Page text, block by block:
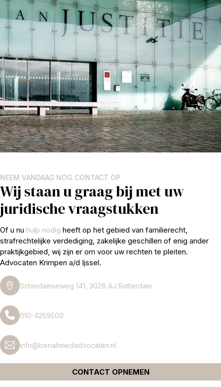
NEEM VANDAAG NOG CONTACT OP
Wij staan u graag bij met uw
juridische vraagstukken
Of u nu hulp nodig heeft op het gebied van familierecht,
strafrechtelijke verdediging, zakelijke geschillen of enig ander
praktijkgebied, wij zijn er om voor uw rechten te pleiten.
Advocaten Krimpen a/d Ijssel.
Schiedamseweg 141, 3026 AJ Rotterdam
010-4259500
info@benahmedadvocaten.nl
CONTACT OPNEMEN